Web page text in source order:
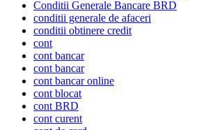
Conditii Generale Bancare BRD
conditii generale de afaceri
conditii obtinere credit
cont
cont bancar
cont bancar
cont bancar online
cont blocat
cont BRD
cont curent